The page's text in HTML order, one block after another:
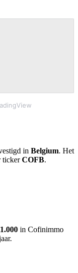
in Belgium. Het
tickerCOFB.
in Cofinimmo